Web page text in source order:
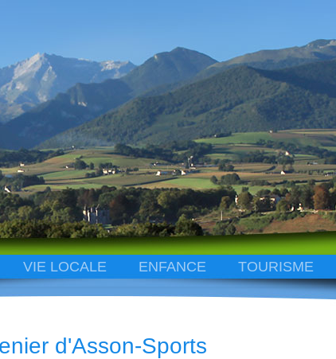
VIE LOCALE ENFANCE TOURISME
d'Asson-Sports